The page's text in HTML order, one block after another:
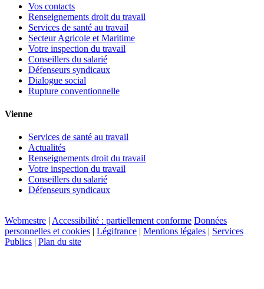
Vos contacts
Renseignements droit du travail
Services de santé au travail
Secteur Agricole et Maritime
Votre inspection du travail
Conseillers du salarié
Défenseurs syndicaux
Dialogue social
Rupture conventionnelle
Vienne
Services de santé au travail
Actualités
Renseignements droit du travail
Votre inspection du travail
Conseillers du salarié
Défenseurs syndicaux
Webmestre | Accessibilité : partiellement conforme Données
personnelles et cookies | Légifrance | Mentions légales | Services
Publics | Plan du site